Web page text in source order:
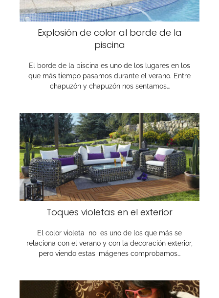
Explosión de color al borde de la
piscina
El borde de la piscina es uno de los lugares en los
que más tiempo pasamos durante el verano. Entre
chapuzón y chapuzón nos sentamos…
Toques violetas en el exterior
El color violeta no es uno de los que más se
relaciona con el verano y con la decoración exterior,
pero viendo estas imágenes comprobamos…